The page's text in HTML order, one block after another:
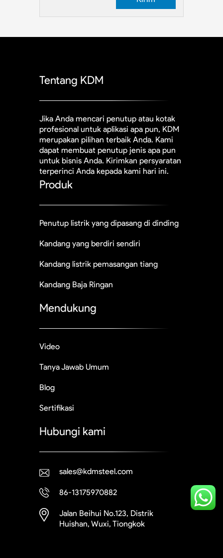
Tentang KDM
Jika Anda mencari penutup atau kotak
profesional untuk aplikasi apa pun, KDM
merupakan pilihan terbaik Anda. Kami
dapat membuat penutup jenis apa pun
untuk bisnis Anda. Kirimkan persyaratan
terperinci Anda kepada kami hari ini.
Produk
Penutup listrik yang dipasang di dinding
Kandang yang berdiri sendiri
Kandang listrik pemasangan tiang
Kandang Baja Ringan
Mendukung
Video
Tanya Jawab Umum
Blog
Sertifikasi
Hubungi kami
sales@kdmsteel.com
86-13175970882
Jalan Beihui No.123, Distrik
Huishan, Wuxi, Tiongkok